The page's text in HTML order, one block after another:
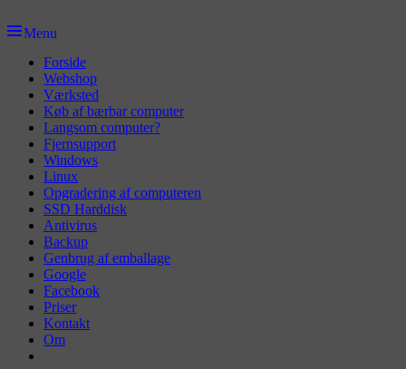
to Menu
Primær
menu
Forside
Webshop
Værksted
Køb af bærbar computer
Langsom computer?
Fjernsupport
Windows
Linux
Opgradering af computeren
SSD Harddisk
Antivirus
Backup
Genbrug af emballage
Google
Facebook
Priser
Kontakt
Om